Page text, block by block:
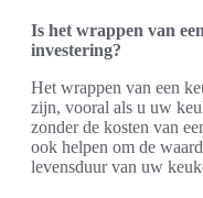
Is het wrappen van
investering?
Het wrappen van een
zijn, vooral als u uw
zonder de kosten van
ook helpen om de
levensduur van uw